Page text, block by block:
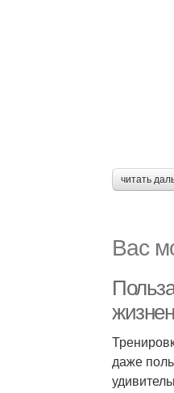
читать
Вас
даже